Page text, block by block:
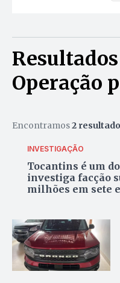
Operação
Encontramos2
INVESTIGAÇÃO
Tocantins é um
investiga facção
milhões em sete